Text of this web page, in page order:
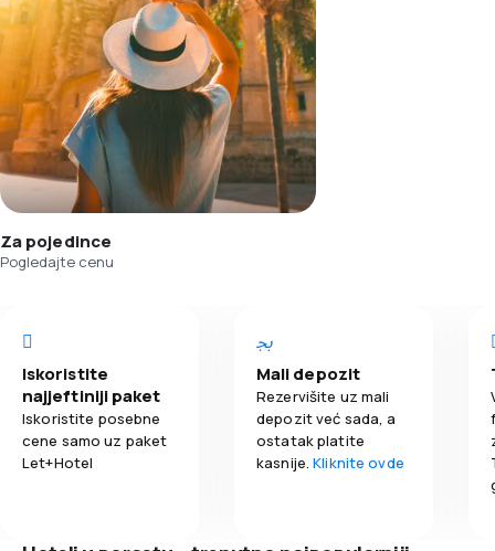
Za pojedince
Pogledajte cenu
Iskoristite
najjeftiniji paket
Iskoristite posebne
cene samo uz paket
Let+Hotel
Mali depozit
Rezervišite uz mali
depozit već sada, a
ostatak platite
kasnije.Kliknite ovde